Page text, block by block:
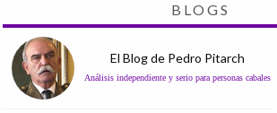
BLOGS
El Blog de Pedro Pitarch
Análisis independiente y serio para personas cabales